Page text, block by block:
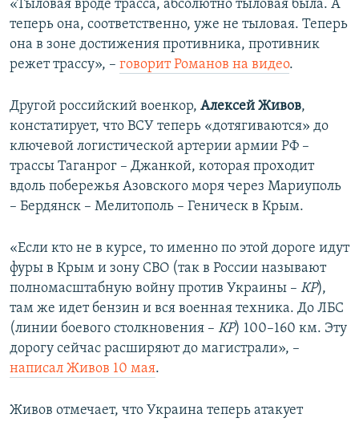
«Тыловая вроде трасса, абсолютно тыловая была. А
теперь она, соответственно, уже не тыловая. Теперь
она в зоне достижения противника, противник
режет трассу», – говорит Романов на видео.
Другой российский военкор, Алексей Живов,
констатирует, что ВСУ теперь «дотягиваются» до
ключевой логистической артерии армии РФ –
трассы Таганрог – Джанкой, которая проходит
вдоль побережья Азовского моря через Мариуполь
– Бердянск – Мелитополь – Геническ в Крым.
«Если кто не в курсе, то именно по этой дороге идут
фуры в Крым и зону СВО (так в России называют
полномасштабную войну против Украины – КР),
там же идет бензин и вся военная техника. До ЛБС
(линии боевого столкновения – КР) 100–160 км. Эту
дорогу сейчас расширяют до магистрали», –
написал Живов 10 мая.
Живов отмечает, что Украина теперь атакует